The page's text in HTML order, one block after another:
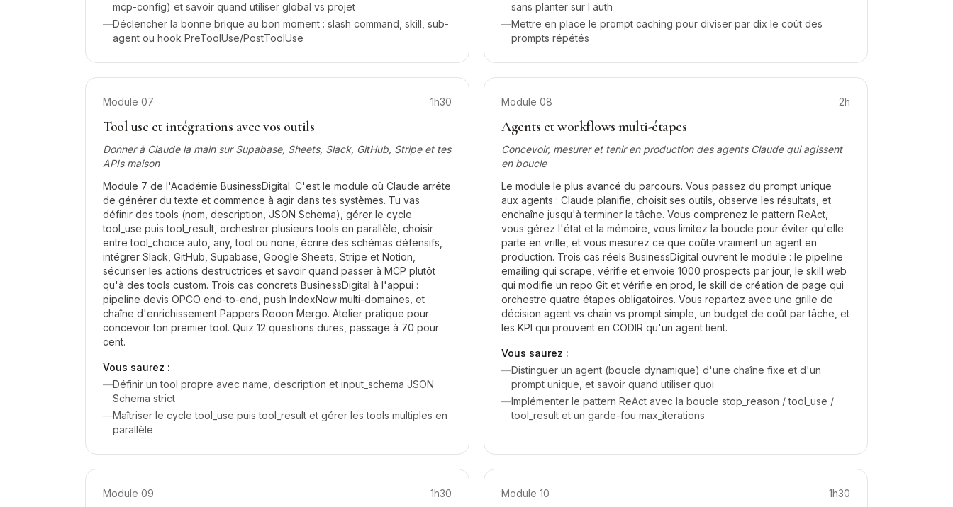
mcp-config) et savoir quand utiliser global vs projet
—Déclencher la bonne brique au bon moment : slash command, skill, sub-
agent ou hook PreToolUse/PostToolUse
sans planter sur l auth
—Mettre en place le prompt caching pour diviser par dix le coût des
prompts répétés
Module 07 1h30
Tool use et intégrations avec vos outils
Donner à Claude la main sur Supabase, Sheets, Slack, GitHub, Stripe et tes
APIs maison
Module 7 de l'Académie BusinessDigital. C'est le module où Claude arrête
de générer du texte et commence à agir dans tes systèmes. Tu vas
définir des tools (nom, description, JSON Schema), gérer le cycle
tool_use puis tool_result, orchestrer plusieurs tools en parallèle, choisir
entre tool_choice auto, any, tool ou none, écrire des schémas défensifs,
intégrer Slack, GitHub, Supabase, Google Sheets, Stripe et Notion,
sécuriser les actions destructrices et savoir quand passer à MCP plutôt
qu'à des tools custom. Trois cas concrets BusinessDigital à l'appui :
pipeline devis OPCO end-to-end, push IndexNow multi-domaines, et
chaîne d'enrichissement Pappers Reoon Mergo. Atelier pratique pour
concevoir ton premier tool. Quiz 12 questions dures, passage à 70 pour
cent.
Vous saurez :
—Définir un tool propre avec name, description et input_schema JSON
Schema strict
—Maîtriser le cycle tool_use puis tool_result et gérer les tools multiples en
parallèle
Module 08 2h
Agents et workflows multi-étapes
Concevoir, mesurer et tenir en production des agents Claude qui agissent
en boucle
Le module le plus avancé du parcours. Vous passez du prompt unique
aux agents : Claude planifie, choisit ses outils, observe les résultats, et
enchaîne jusqu'à terminer la tâche. Vous comprenez le pattern ReAct,
vous gérez l'état et la mémoire, vous limitez la boucle pour éviter qu'elle
parte en vrille, et vous mesurez ce que coûte vraiment un agent en
production. Trois cas réels BusinessDigital ouvrent le module : le pipeline
emailing qui scrape, vérifie et envoie 1000 prospects par jour, le skill web
qui modifie un repo Git et vérifie en prod, le skill de création de page qui
orchestre quatre étapes obligatoires. Vous repartez avec une grille de
décision agent vs chain vs prompt simple, un budget de coût par tâche, et
les KPI qui prouvent en CODIR qu'un agent tient.
Vous saurez :
—Distinguer un agent (boucle dynamique) d'une chaîne fixe et d'un
prompt unique, et savoir quand utiliser quoi
—Implémenter le pattern ReAct avec la boucle stop_reason / tool_use /
tool_result et un garde-fou max_iterations
Module 09 1h30 Module 10 1h30